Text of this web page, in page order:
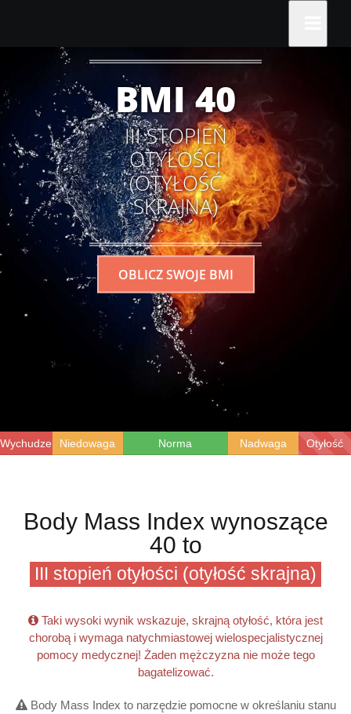
BMI 40
III STOPIEŃ
OTYŁOŚCI
(OTYŁOŚĆ
SKRAJNA)
OBLICZ SWOJE BMI
WychudzenieNiedowaga Norma Nadwaga Otyłość
Body Mass Index wynoszące
40 to
III stopień otyłości (otyłość skrajna)
Taki wysoki wynik wskazuje, skrajną otyłość, która jest
chorobą i wymaga natychmiastowej wielospecjalistycznej
pomocy medycznej! Żaden mężczyzna nie może tego
bagatelizować.
Body Mass Index to narzędzie pomocne w określaniu stanu